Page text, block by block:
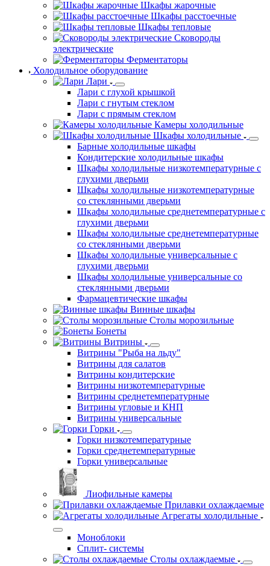
Шкафы жарочные
Шкафы расстоечные
Шкафы тепловые
Сковороды
электрические
Ферментаторы
Холодильное оборудование
Лари
Лари с глухой крышкой
Лари с гнутым стеклом
Лари с прямым стеклом
Камеры холодильные
Шкафы холодильные
Барные холодильные шкафы
Кондитерские холодильные шкафы
Шкафы холодильные низкотемпературные с
глухими дверьми
Шкафы холодильные низкотемпературные
со стеклянными дверьми
Шкафы холодильные среднетемпературные с
глухими дверьми
Шкафы холодильные среднетемпературные
со стеклянными дверьми
Шкафы холодильные универсальные с
глухими дверьми
Шкафы холодильные универсальные со
стеклянными дверьми
Фармацевтические шкафы
Винные шкафы
Столы морозильные
Бонеты
Витрины
Витрины "Рыба на льду"
Витрины для салатов
Витрины кондитерские
Витрины низкотемпературные
Витрины среднетемпературные
Витрины угловые и КНП
Витрины универсальные
Горки
Горки низкотемпературные
Горки среднетемпературные
Горки универсальные
Лиофильные камеры
Прилавки охлаждаемые
Агрегаты холодильные
Моноблоки
Сплит- системы
Столы охлаждаемые